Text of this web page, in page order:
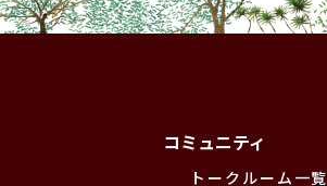
コミュニティ
トークルーム一覧